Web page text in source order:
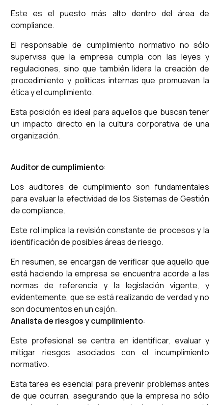
Este es el puesto más alto dentro del área de
compliance.
El responsable de cumplimiento normativo no sólo
supervisa que la empresa cumpla con las leyes y
regulaciones, sino que también lidera la creación de
procedimiento y políticas internas que promuevan la
ética y el cumplimiento.
Esta posición es ideal para aquellos que buscan tener
un impacto directo en la cultura corporativa de una
organización.
Auditor de cumplimiento:
Los auditores de cumplimiento son fundamentales
para evaluar la efectividad de los Sistemas de Gestión
de compliance.
Este rol implica la revisión constante de procesos y la
identificación de posibles áreas de riesgo.
En resumen, se encargan de verificar que aquello que
está haciendo la empresa se encuentra acorde a las
normas de referencia y la legislación vigente, y
evidentemente, que se está realizando de verdad y no
son documentos en un cajón.
Analista de riesgos y cumplimiento:
Este profesional se centra en identificar, evaluar y
mitigar riesgos asociados con el incumplimiento
normativo.
Esta tarea es esencial para prevenir problemas antes
de que ocurran, asegurando que la empresa no sólo